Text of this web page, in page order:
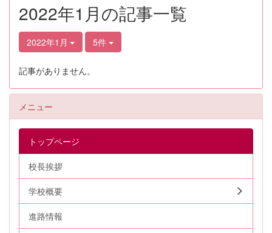
2022年1月の記事一覧
2022年1月 5件
記事がありません。
メニュー
トップページ
校長挨拶
学校概要
進路情報